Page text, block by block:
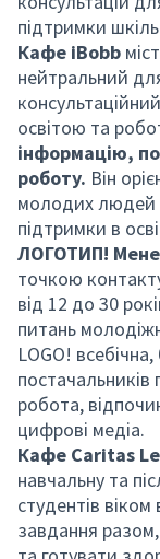
підтримки
Кафе iBobb
нейтральний
освітою та
інформацію,
роботу. Він
молодих людей
підтримки в
ЛОГОТИП!
точкою
від 12 до 30
питань
LOGO!
постачальників
робота,
цифрові медіа.
Кафе Caritas
навчальну та
студентів
завдання